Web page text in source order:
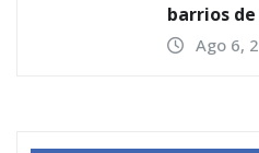
barrios de
Ago 6,